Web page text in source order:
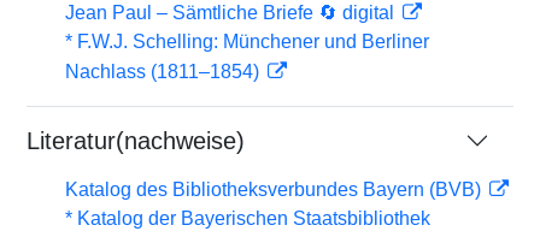
Jean Paul – Sämtliche Briefe 🔄 digital
* F.W.J. Schelling: Münchener und Berliner
Nachlass (1811–1854)
Literatur(nachweise)
Katalog des Bibliotheksverbundes Bayern (BVB)
* Katalog der Bayerischen Staatsbibliothek